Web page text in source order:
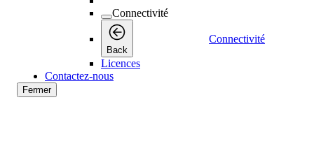
Connectivité
Back
Connectivité
Licences
Contactez-nous
Fermer